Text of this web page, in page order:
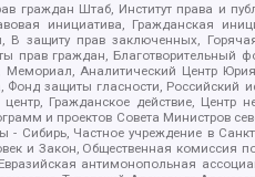
граждан Штаб, Институт права и
инициатива, Гражданская
защиту прав заключенных,
прав граждан,
Мемориал, Аналитический Центр
защиты гласности, Российский
Гражданское действие, Центр
и проектов Совета Министров
Сибирь, Частное учреждение в
и Закон, Общественная комиссия
антимонопольная